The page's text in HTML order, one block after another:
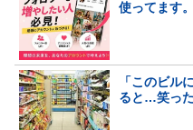
使ってます。
「このビル
ると…笑った